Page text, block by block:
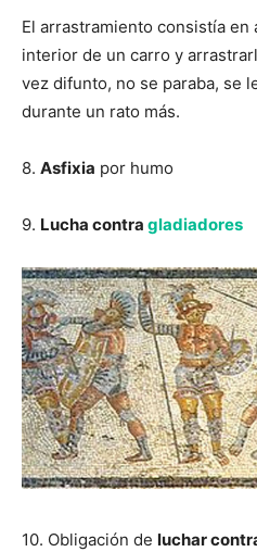
El arrastramiento consistía en
interior de un carro y
vez difunto, no se paraba, se
durante un rato más.
8. Asfixia por humo
9. Lucha contra gladiadores
10. Obligación de luchar